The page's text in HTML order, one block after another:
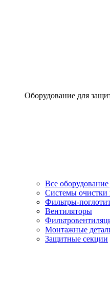
Оборудование для
Все
Системы очистки
Фильтры-
Вентиляторы
Монтажные
Защитные секции